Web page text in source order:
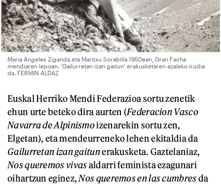
Maria Angeles Ziganda eta Maritxu Sorabilla 1950ean, Gran Facha
mendiaren lepoan. 'Gailurretan izan gaitun' erakusketaren azaleko irudia
da. FERMIN ALDAZ
Euskal Herriko Mendi Federazioa sortu zenetik
ehun urte beteko dira aurten (Federacion Vasco
Navarra de Alpinismoizenarekin sortu zen,
Elgetan), eta mendeurreneko lehen ekitaldia da
Gailurretan izan gaitunerakusketa. Gaztelaniaz,
Nos queremos vivasaldarri feminista ezagunari
oihartzun eginez, Nos queremos en las cumbresda